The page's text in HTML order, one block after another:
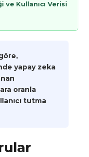
ve Kullanıcı Verisi
yapay zeka
oranla
tutma